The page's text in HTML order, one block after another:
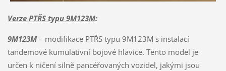
Verze PTŘS typu 9M123M:
9M123M– modifikace PTŘS typu 9M123M s instalací
tandemové kumulativní bojové hlavice. Tento model je
určen k ničení silně pancéřovaných vozidel, jakými jsou